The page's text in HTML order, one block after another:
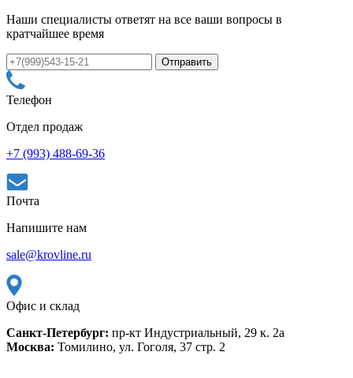
Наши специалисты ответят на все ваши вопросы в
кратчайшее время
Телефон
Отдел продаж
+7 (993) 488-69-36
Почта
Напишите нам
sale@krovline.ru
Офис и склад
Санкт-Петербург: пр-кт Индустриальный, 29 к. 2а
Москва: Томилино, ул. Гоголя, 37 стр. 2